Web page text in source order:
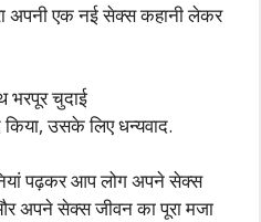
अपनी एक नई सेक्स कहानी लेकर
भरपूर चुदाई
उसके लिए धन्यवाद.
पढ़कर आप लोग अपने सेक्स
अपने सेक्स जीवन का पूरा मजा